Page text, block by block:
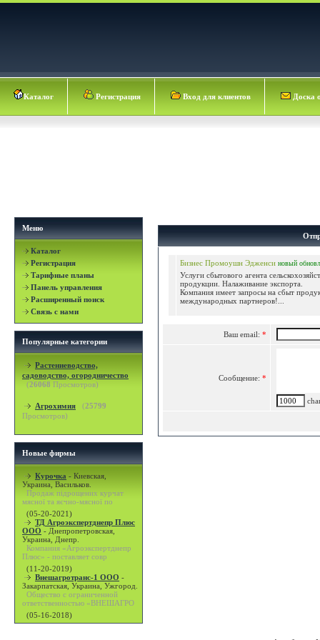
Каталог Регистрация Вход для клиентов Доска
Меню
Каталог
Регистрация
Тарифные планы
Панель управления
Расширенный поиск
Связь с нами
Популярные категории
Растениеводство,
садоводство, огородничество
(26068 Просмотров)
Агрохимия (25799
Просмотров)
Новые фирмы
Курочка - Киевская,
Украина, Васильков.
Продаж підрощених курчат
мясної та яєчно-мясної по
(05-20-2021)
ТД Агроэкспертднепр Плюс
ООО - Днепропетровская,
Украина, Днепр.
Компания «Агроэкспертднепр
Плюс» - поставляет совр
(11-20-2019)
Внешагротранс-1 ООО -
Закарпатская, Украина, Ужгород.
Общество с ограниченной
ответственностью «ВНЕШАГРО
(05-16-2018)
Бизнес Промоушн Эдженси новый
Услуги сбытового агента
продукции. Налаживание экспорта.
Компания имеет запросы на сбыт
международных партнеров!...
Ваш email: *
Сообщение: *